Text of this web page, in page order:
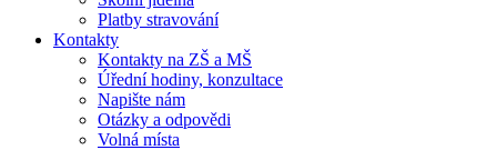
Platby stravování
Kontakty
Kontakty na ZŠ a MŠ
Úřední hodiny, konzultace
Napište nám
Otázky a odpovědi
Volná místa